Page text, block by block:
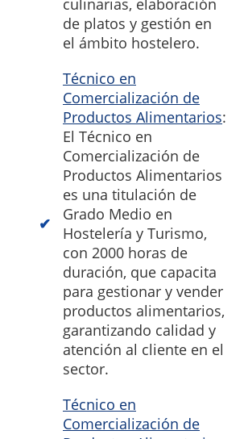
culinarias, elaboración
de platos y gestión en
el ámbito hostelero.
Técnico en
Comercialización de
Productos Alimentarios:
El Técnico en
Comercialización de
Productos Alimentarios
es una titulación de
Grado Medio en
Hostelería y Turismo,
con 2000 horas de
duración, que capacita
para gestionar y vender
productos alimentarios,
garantizando calidad y
atención al cliente en el
sector.
Técnico en
Comercialización de